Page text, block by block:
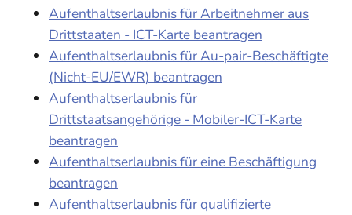
Aufenthaltserlaubnis für Arbeitnehmer aus
Drittstaaten - ICT-Karte beantragen
Aufenthaltserlaubnis für Au-pair-Beschäftigte
(Nicht-EU/EWR) beantragen
Aufenthaltserlaubnis für
Drittstaatsangehörige - Mobiler-ICT-Karte
beantragen
Aufenthaltserlaubnis für eine Beschäftigung
beantragen
Aufenthaltserlaubnis für qualifizierte